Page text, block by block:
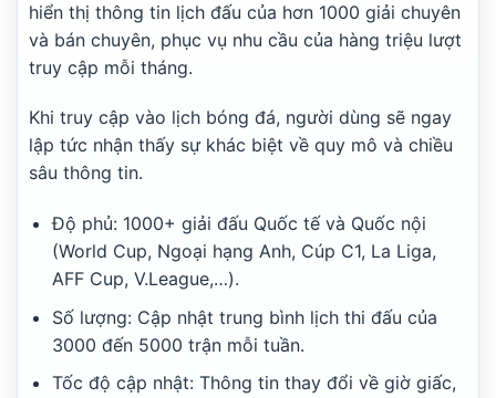
Ilves Tampere
19:00
Hibernian F.C.
Shkendija Tetovo
19:00
Tobol Kostanai
Tre Fiori
15:00
KuPs
CS Universitatea Craiova
16:00
CSKA Sofia
Jagiellonia Bialystok
Rangers F.C.
hiển thị thông tin lịch đấu của hơn 1000 giải chuyên
và bán chuyên, phục vụ nhu cầu của hàng triệu lượt
truy cập mỗi tháng.
Khi truy cập vào lịch bóng đá, người dùng sẽ ngay
lập tức nhận thấy sự khác biệt về quy mô và chiều
sâu thông tin.
Độ phủ: 1000+ giải đấu Quốc tế và Quốc nội
(World Cup, Ngoại hạng Anh, Cúp C1, La Liga,
AFF Cup, V.League,…).
Số lượng: Cập nhật trung bình lịch thi đấu của
3000 đến 5000 trận mỗi tuần.
Tốc độ cập nhật: Thông tin thay đổi về giờ giấc,